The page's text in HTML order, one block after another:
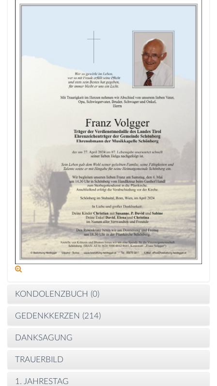
KONDOLENZBUCH (0)
GEDENKKERZEN (214)
DANKSAGUNG
TRAUERBILD
1. JAHRESTAG